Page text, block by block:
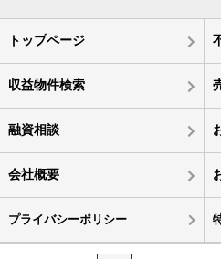
トップページ
収益物件検索
融資相談
会社概要
プライバシーポリシー